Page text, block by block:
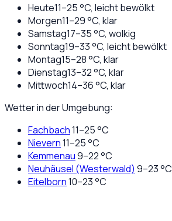
Heute11–25°C, leicht bewölkt
Morgen11–29°C, klar
Samstag17–35°C, wolkig
Sonntag19–33°C, leicht bewölkt
Montag15–28°C, klar
Dienstag13–32°C, klar
Mittwoch14–36°C, klar
Wetter in der Umgebung:
Fachbach11–25°C
Nievern11–25°C
Kemmenau9–22°C
Neuhäusel (Westerwald) 9–23°C
Eitelborn10–23°C